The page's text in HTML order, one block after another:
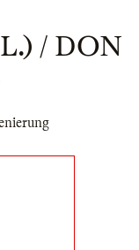
/ DON